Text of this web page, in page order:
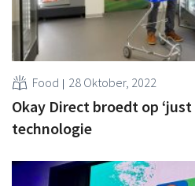
Food 28 Oktober, 2022
Okay Direct broedt op
technologie